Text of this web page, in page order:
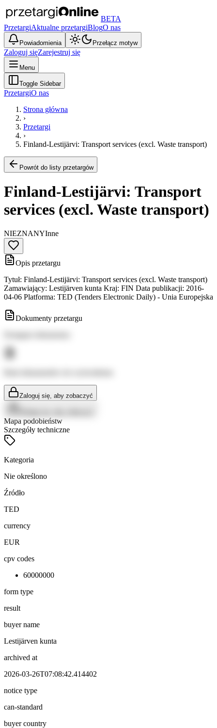
BETA
PrzetargiAktualne przetargiBlogO nas
Powiadomienia Przełącz motyw
Zaloguj sięZarejestruj się
Menu
Toggle Sidebar
PrzetargiO nas
Strona główna
›
Przetargi
›
Finland-Lestijärvi: Transport services (excl. Waste transport)
Powrót do listy przetargów
Finland-Lestijärvi: Transport
services (excl. Waste transport)
NIEZNANYInne
Opis przetargu
Tytuł: Finland-Lestijärvi: Transport services (excl. Waste transport)
Zamawiający: Lestijärven kunta Kraj: FIN Data publikacji: 2016-
04-06 Platforma: TED (Tenders Electronic Daily) - Unia Europejska
Dokumenty przetargu
Zaloguj się, aby zobaczyć
Mapa podobieństw
Szczegóły techniczne
Kategoria
Nie określono
Źródło
TED
currency
EUR
cpv codes
60000000
form type
result
buyer name
Lestijärven kunta
archived at
2026-03-26T07:08:42.414402
notice type
can-standard
buyer country